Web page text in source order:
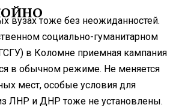
вузах тоже без неожиданностей.
социально-гуманитарном
в Коломне приемная кампания
в обычном режиме. Не меняется
мест, особые условия для
ЛНР и ДНР тоже не установлены.